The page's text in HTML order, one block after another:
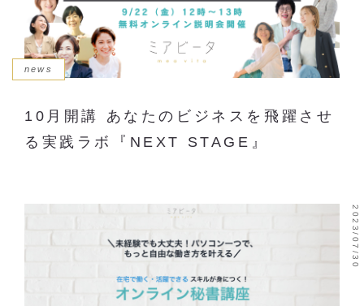
news
10月開講 あなたのビジネスを飛躍させ
る実践ラボ『NEXT STAGE』
2023/07/30